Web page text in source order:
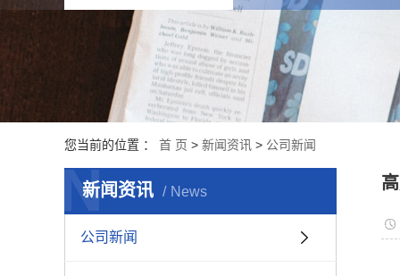
公司
资质
检测
您当前的位置 ： 首 页 > 新闻资讯 > 公司新闻
新闻资讯 News
N
公司新闻